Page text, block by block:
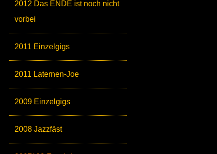
2012 Das ENDE ist noch nicht
vorbei
2011 Einzelgigs
2011 Laternen-Joe
2009 Einzelgigs
2008 Jazzfäst